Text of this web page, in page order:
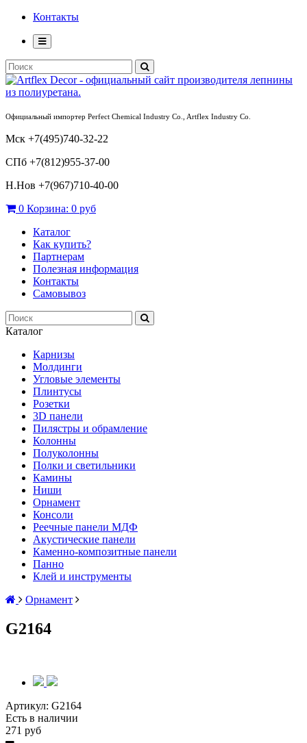
Контакты
Официальный импортер Perfect Chemical Industry Co., Artflex Industry Co.
Мск +7(495)740-32-22
СПб +7(812)955-37-00
Н.Нов +7(967)710-40-00
0 Корзина: 0 руб
Каталог
Как купить?
Партнерам
Полезная информация
Контакты
Самовывоз
Каталог
Карнизы
Молдинги
Угловые элементы
Плинтусы
Розетки
3D панели
Пилястры и обрамление
Колонны
Полуколонны
Полки и светильники
Камины
Ниши
Орнамент
Консоли
Реечные панели МДФ
Акустические панели
Каменно-композитные панели
Панно
Клей и инструменты
Орнамент
G2164
Артикул: G2164
Есть в наличии
271 руб